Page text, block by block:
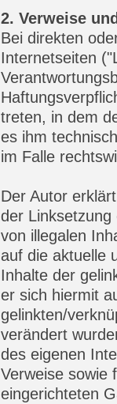
2. Verweise
Bei direkten
Internetseiten
treten, in dem
es ihm
im Falle
Der Autor
der
von illegalen
auf die aktuelle
Inhalte der
er sich hiermit
gelinkten/
verändert
des eigenen
Verweise sowie
eingerichteten